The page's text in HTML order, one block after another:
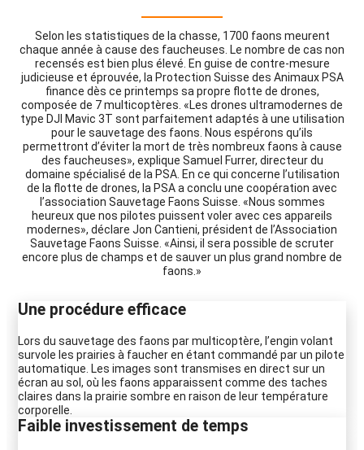
Selon les statistiques de la chasse, 1700 faons meurent
chaque année à cause des faucheuses. Le nombre de cas non
recensés est bien plus élevé. En guise de contre-mesure
judicieuse et éprouvée, la Protection Suisse des Animaux PSA
finance dès ce printemps sa propre flotte de drones,
composée de 7 multicoptères. «Les drones ultramodernes de
type DJI Mavic 3T sont parfaitement adaptés à une utilisation
pour le sauvetage des faons. Nous espérons qu’ils
permettront d’éviter la mort de très nombreux faons à cause
des faucheuses», explique Samuel Furrer, directeur du
domaine spécialisé de la PSA. En ce qui concerne l’utilisation
de la flotte de drones, la PSA a conclu une coopération avec
l’association Sauvetage Faons Suisse. «Nous sommes
heureux que nos pilotes puissent voler avec ces appareils
modernes», déclare Jon Cantieni, président de l’Association
Sauvetage Faons Suisse. «Ainsi, il sera possible de scruter
encore plus de champs et de sauver un plus grand nombre de
faons.»
Une procédure efficace
Lors du sauvetage des faons par multicoptère, l’engin volant
survole les prairies à faucher en étant commandé par un pilote
automatique. Les images sont transmises en direct sur un
écran au sol, où les faons apparaissent comme des taches
claires dans la prairie sombre en raison de leur température
corporelle.
Faible investissement de temps